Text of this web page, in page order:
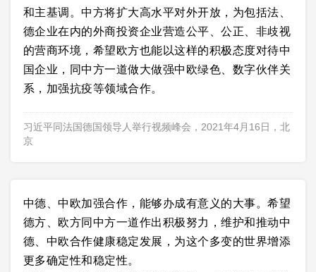
和主基调。中方将扩大高水平对外开放，为包括法、
德企业在内的外商投资企业营造公平、公正、非歧视
的营商环境，希望欧方也能以这样的积极态度对待中
国企业，同中方一道做大做强中欧绿色、数字伙伴关
系，加强抗疫等领域合作。
习近平同法国德国领导人举行视频峰会，2021年4月16日，北
京
中德、中欧加强合作，能够办成有意义的大事。希望
德方、欧方同中方一道作出积极努力，维护和推动中
德、中欧合作健康稳定发展，为这个多变的世界增添
更多确定性和稳定性。